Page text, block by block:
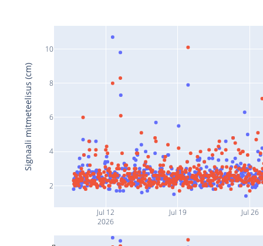
Jul 12
2026
Jul 19 Jul 26
2
4
6
8
10
Signaali mitmeteelisus (cm)